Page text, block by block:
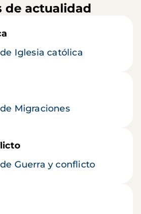
de actualidad
Iglesia católica
Migraciones
Guerra y conflicto